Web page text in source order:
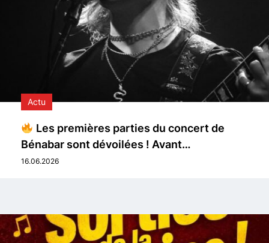
Actu
Les premières parties du concert de
Bénabar sont dévoilées ! Avant…
16.06.2026